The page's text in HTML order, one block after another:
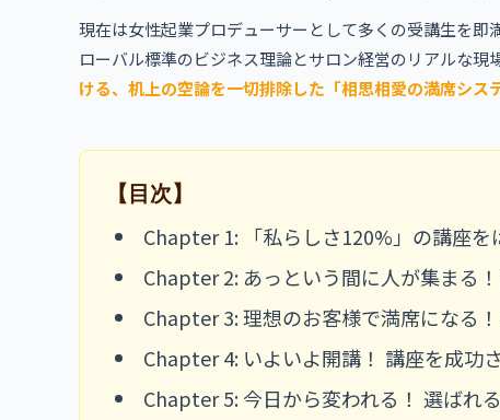
現在は女性起業プロデューサーとして多くの受講生を
ローバル標準のビジネス理論とサロン経営のリアルな現
ける、机上の空論を一切排除した「相思相愛の満席シス
【目次】
Chapter 1: 「私らしさ120%」の講座を
Chapter 2: あっという間に人が集まる
Chapter 3: 理想のお客様で満席になる
Chapter 4: いよいよ開講！ 講座を成功
Chapter 5: 今日から変われる！ 選ばれ